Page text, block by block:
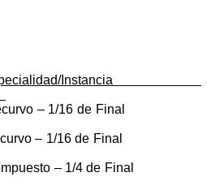
Instancia
– 1/16 de Final
– 1/16 de Final
– 1/4 de Final